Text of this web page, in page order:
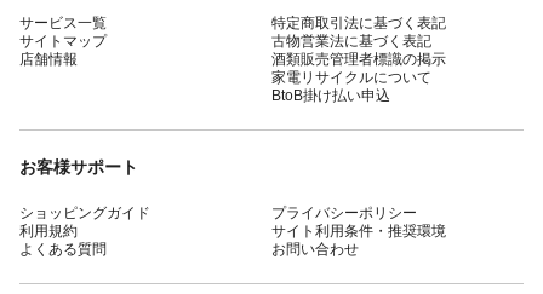
サービス一覧
サイトマップ
店舗情報
特定商取引法に基づく表記
古物営業法に基づく表記
酒類販売管理者標識の掲示
家電リサイクルについて
BtoB掛け払い申込
お客様サポート
ショッピングガイド
利用規約
よくある質問
プライバシーポリシー
サイト利用条件・推奨環境
お問い合わせ